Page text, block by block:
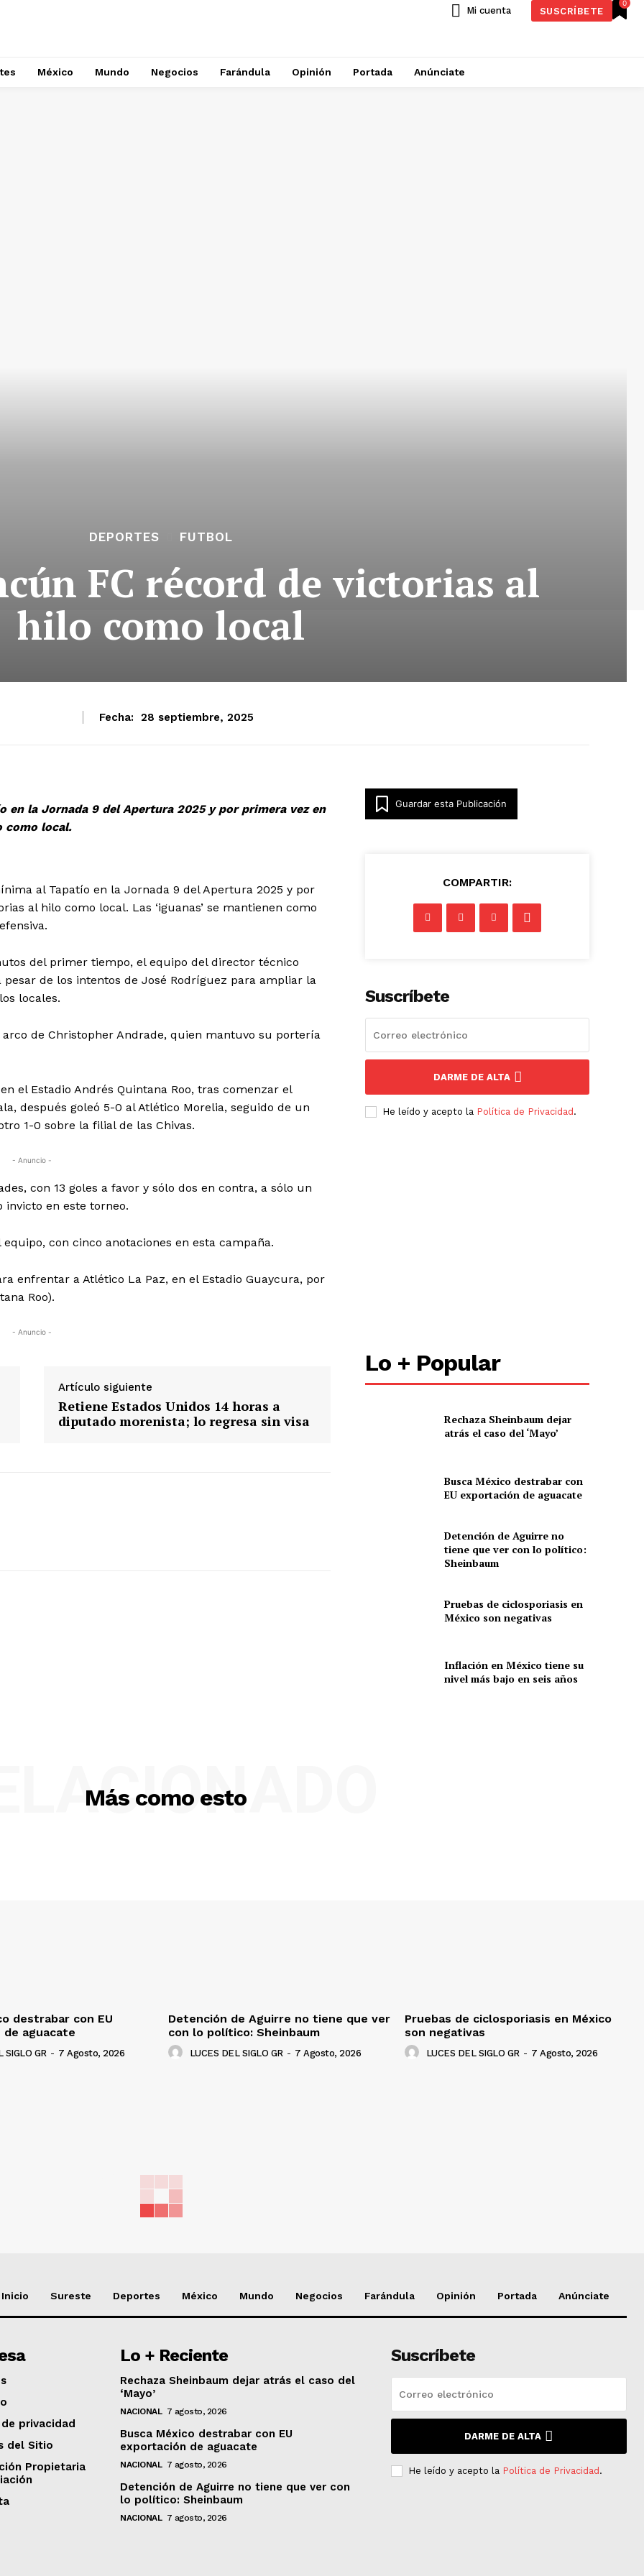
0
Mi cuenta SUSCRÍBETE
México Mundo Negocios Farándula Opinión Portada Anúnciate
DEPORTES FUTBOL
FC récord de victorias al
hilo como local
Fecha: 28 septiembre, 2025
en la Jornada 9 del Apertura 2025 y por primera vez en
como local.
al Tapatío en la Jornada 9 del Apertura 2025 y por
al hilo como local. Las ‘iguanas’ se mantienen como
del primer tiempo, el equipo del director técnico
de los intentos de José Rodríguez para ampliar la
locales.
de Christopher Andrade, quien mantuvo su portería
el Estadio Andrés Quintana Roo, tras comenzar el
después goleó 5-0 al Atlético Morelia, seguido de un
1-0 sobre la filial de las Chivas.
- Anuncio -
con 13 goles a favor y sólo dos en contra, a sólo un
en este torneo.
con cinco anotaciones en esta campaña.
enfrentar a Atlético La Paz, en el Estadio Guaycura, por
Roo).
- Anuncio -
Artículo siguiente
Retiene Estados Unidos 14 horas a
diputado morenista; lo regresa sin visa
Guardar esta Publicación
COMPARTIR:
Suscríbete
DARME DE ALTA
He leído y acepto la Política de Privacidad.
Lo + Popular
Rechaza Sheinbaum dejar
atrás el caso del ‘Mayo’
Busca México destrabar con
EU exportación de aguacate
Detención de Aguirre no
tiene que ver con lo político:
Sheinbaum
Pruebas de ciclosporiasis en
México son negativas
Inflación en México tiene su
nivel más bajo en seis años
Más como esto
destrabar con EU
aguacate
SIGLO GR - 7 Agosto, 2026
Detención de Aguirre no tiene que ver
con lo político: Sheinbaum
LUCES DEL SIGLO GR - 7 Agosto, 2026
Pruebas de ciclosporiasis en México
son negativas
LUCES DEL SIGLO GR - 7 Agosto, 2026
Inicio Sureste Deportes México Mundo Negocios Farándula Opinión Portada Anúnciate
privacidad
del Sitio
Propietaria
Lo + Reciente
Rechaza Sheinbaum dejar atrás el caso del
‘Mayo’
NACIONAL 7 agosto, 2026
Busca México destrabar con EU
exportación de aguacate
NACIONAL 7 agosto, 2026
Detención de Aguirre no tiene que ver con
lo político: Sheinbaum
NACIONAL 7 agosto, 2026
Suscríbete
DARME DE ALTA
He leído y acepto la Política de Privacidad .